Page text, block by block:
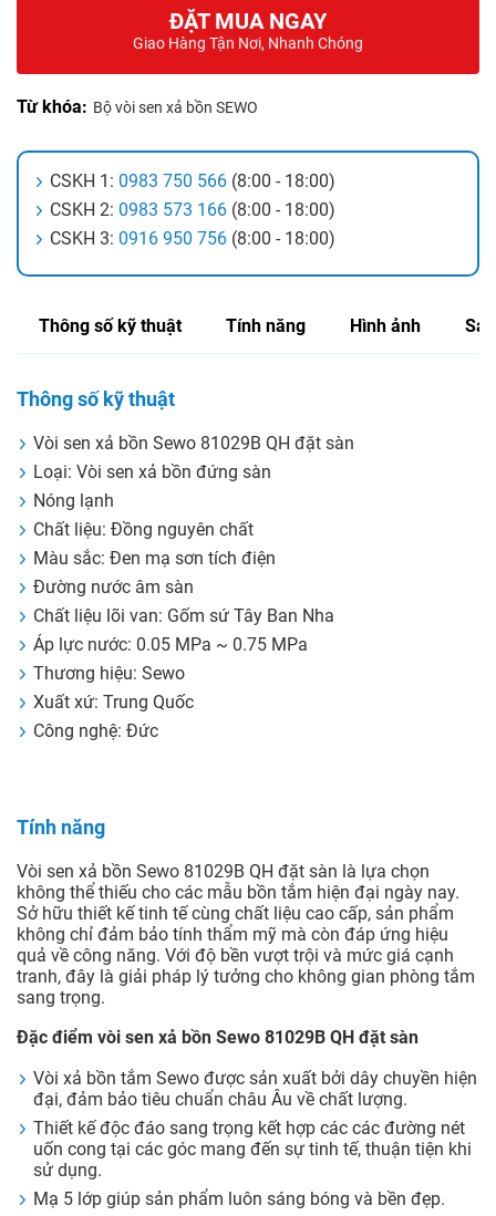
ĐẶT MUA NGAY
Giao Hàng Tận Nơi, Nhanh Chóng
Từ khóa: Bộ vòi sen xả bồn SEWO
CSKH 1: 0983 750 566 (8:00 - 18:00)
CSKH 2: 0983 573 166 (8:00 - 18:00)
CSKH 3: 0916 950 756 (8:00 - 18:00)
Thông số kỹ thuật Tính năng Hình ảnh
Thông số kỹ thuật
Vòi sen xả bồn Sewo 81029B QH đặt sàn
Loại: Vòi sen xả bồn đứng sàn
Nóng lạnh
Chất liệu: Đồng nguyên chất
Màu sắc: Đen mạ sơn tích điện
Đường nước âm sàn
Chất liệu lõi van: Gốm sứ Tây Ban Nha
Áp lực nước: 0.05 MPa ~ 0.75 MPa
Thương hiệu: Sewo
Xuất xứ: Trung Quốc
Công nghệ: Đức
Tính năng
Vòi sen xả bồn Sewo 81029B QH đặt sàn là lựa chọn
không thể thiếu cho các mẫu bồn tắm hiện đại ngày nay.
Sở hữu thiết kế tinh tế cùng chất liệu cao cấp, sản phẩm
không chỉ đảm bảo tính thẩm mỹ mà còn đáp ứng hiệu
quả về công năng. Với độ bền vượt trội và mức giá cạnh
tranh, đây là giải pháp lý tưởng cho không gian phòng tắm
sang trọng.
Đặc điểm vòi sen xả bồn Sewo 81029B QH đặt sàn
Vòi xả bồn tắm Sewo được sản xuất bởi dây chuyền hiện
đại, đảm bảo tiêu chuẩn châu Âu về chất lượng.
Thiết kế độc đáo sang trọng kết hợp các các đường nét
uốn cong tại các góc mang đến sự tinh tế, thuận tiện khi
sử dụng.
Mạ 5 lớp giúp sản phẩm luôn sáng bóng và bền đẹp.